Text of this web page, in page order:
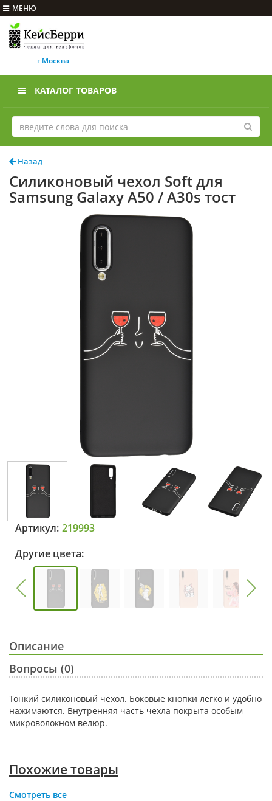
МЕНЮ
г Москва
КАТАЛОГ ТОВАРОВ
Назад
Силиконовый чехол Soft для
Samsung Galaxy A50 / A30s тост
Артикул: 219993
Другие цвета:
Описание
Вопросы (0)
Тонкий силиконовый чехол. Боковые кнопки легко и удобно
нажимаются. Внутренняя часть чехла покрыта особым
микроволокном велюр.
Похожие товары
Смотреть все